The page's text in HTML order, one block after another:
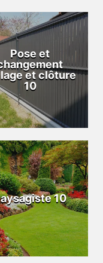
Pose et
et clôture
10
10